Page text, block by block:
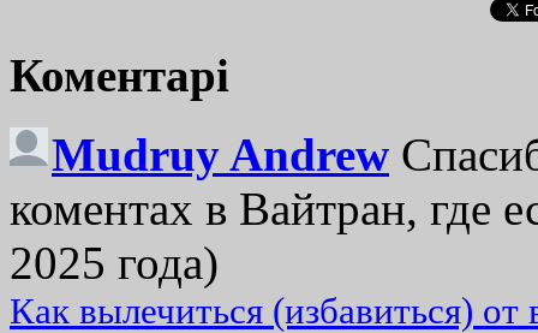
Коментарі
Mudruy Andrew
коментах в Вайтран, где
2025 года)
Как вылечиться (избавиться)